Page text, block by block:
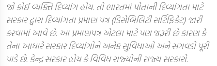
જો કોઈ વ્યક્તિ દિવ્યાંગ હોય. તો ભારતમાં પોતાની દિવ્યાંગતા માટે
સરકાર દ્વારા દિવ્યાંગતા પ્રમાણ પત્ર (ડિસેબિલિટી સર્ટિફિકેટ) જારી
કરવામાં આવે છે. આ પ્રમાણપત્ર એટલા માટે પણ જરૂરી છે કારણ કે
તેના આધારે સરકાર દિવ્યાંગોને અનેક સુવિધાઓ અને સગવડો પૂરી
પાડે છે. કેન્દ્ર સરકાર હોય કે વિવિધ રાજ્યોની રાજ્ય સરકારો.